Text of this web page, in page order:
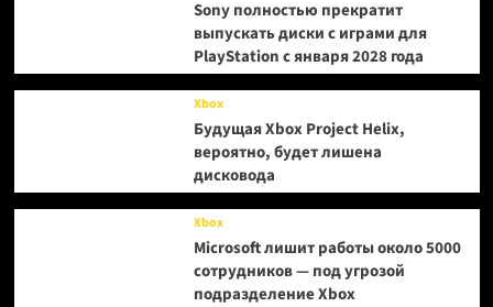
Sony полностью прекратит
выпускать диски с играми для
PlayStation с января 2028 года
Xbox
Будущая Xbox Project Helix,
вероятно, будет лишена
дисковода
Xbox
Microsoft лишит работы около 5000
сотрудников — под угрозой
подразделение Xbox